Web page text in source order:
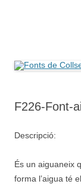
F226-Font-
Descripció:
És un aiguaneix
forma l’aigua té